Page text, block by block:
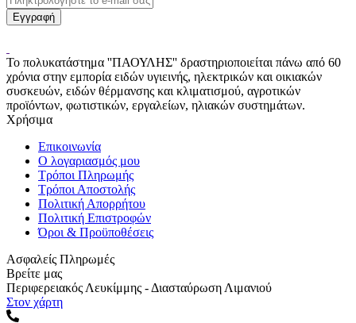
Το πολυκατάστημα ''ΠΑΟΥΛΗΣ'' δραστηριοποιείται πάνω από 60
χρόνια στην εμπορία ειδών υγιεινής, ηλεκτρικών και οικιακών
συσκευών, ειδών θέρμανσης και κλιματισμού, αγροτικών
προϊόντων, φωτιστικών, εργαλείων, ηλιακών συστημάτων.
Χρήσιμα
Επικοινωνία
Ο λογαριασμός μου
Τρόποι Πληρωμής
Τρόποι Αποστολής
Πολιτική Απορρήτου
Πολιτική Επιστροφών
Όροι & Προϋποθέσεις
Ασφαλείς Πληρωμές
Βρείτε μας
Περιφερειακός Λευκίμμης - Διασταύρωση Λιμανιού
Στον χάρτη